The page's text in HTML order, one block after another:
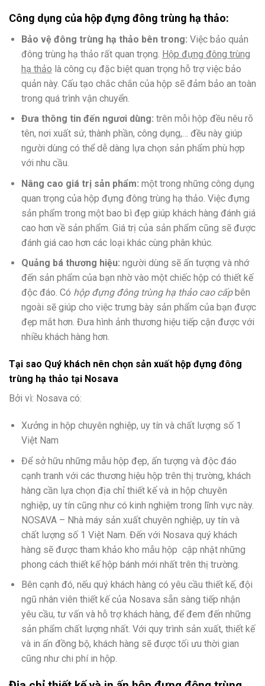
Công dụng của hộp đựng đông trùng hạ thảo:
Bảo vệ đông trùng hạ thảo bên trong: Việc bảo quản
đông trùng hạ thảo rất quan trọng. Hộp đựng đông trùng
hạ thảo là công cụ đặc biệt quan trọng hỗ trợ việc bảo
quản này. Cấu tạo chắc chắn của hộp sẽ đảm bảo an toàn
trong quá trình vận chuyển.
Đưa thông tin đến ngươi dùng: trên mỗi hộp đều nêu rõ
tên, nơi xuất sứ, thành phần, công dụng,… đều này giúp
người dùng có thể dễ dàng lựa chọn sản phẩm phù hợp
với nhu cầu.
Nâng cao giá trị sản phẩm: một trong những công dụng
quan trọng của hộp đựng đông trùng hạ thảo. Việc đựng
sản phẩm trong một bao bì đẹp giúp khách hàng đánh giá
cao hơn về sản phẩm. Giá trị của sản phẩm cũng sẽ được
đánh giá cao hơn các loại khác cùng phân khúc.
Quảng bá thương hiệu: người dùng sẽ ấn tượng và nhớ
đến sản phẩm của bạn nhờ vào một chiếc hộp có thiết kế
độc đáo. Có hộp đựng đông trùng hạ thảo cao cấpbên
ngoài sẽ giúp cho việc trưng bày sản phẩm của bạn được
đẹp mắt hơn. Đưa hình ảnh thương hiệu tiếp cận được với
nhiều khách hàng hơn.
Tại sao Quý khách nên chọn sản xuất hộp đựng đông
trùng hạ thảo tại Nosava
Bởi vì: Nosava có:
Xưởng in hộp chuyên nghiệp, uy tín và chất lượng số 1
Việt Nam
Để sở hữu những mẫu hộp đẹp, ấn tượng và độc đáo
cạnh tranh với các thương hiệu hộp trên thị trường, khách
hàng cần lựa chọn địa chỉ thiết kế và in hộp chuyên
nghiệp, uy tín cũng như có kinh nghiệm trong lĩnh vực này.
NOSAVA – Nhà máy sản xuất chuyên nghiệp, uy tín và
chất lượng số 1 Việt Nam. Đến với Nosava quý khách
hàng sẽ được tham khảo kho mẫu hộp cập nhật những
phong cách thiết kế hộp bánh mới nhất trên thị trường.
Bên cạnh đó, nếu quý khách hàng có yêu cầu thiết kế, đội
ngũ nhân viên thiết kế của Nosava sẵn sàng tiếp nhận
yêu cầu, tư vấn và hỗ trợ khách hàng, để đem đến những
sản phẩm chất lượng nhất. Với quy trình sản xuất, thiết kế
và in ấn đồng bộ, khách hàng sẽ được tối ưu thời gian
cũng như chi phí in hộp.